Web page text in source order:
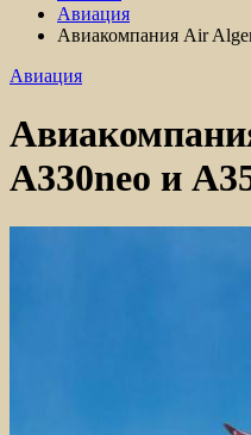
Авиация
Авиакомпания Air
Авиация
A330neo и